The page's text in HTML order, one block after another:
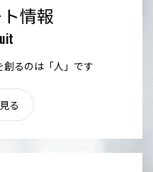
情報
創るのは「人」です
る